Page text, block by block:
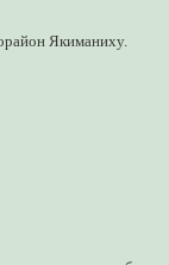
Якиманиху.